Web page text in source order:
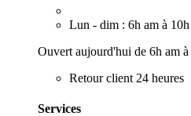
Lun - dim : 6h am à
Ouvert aujourd'hui de 6h am
Retour client 24 heures
Services